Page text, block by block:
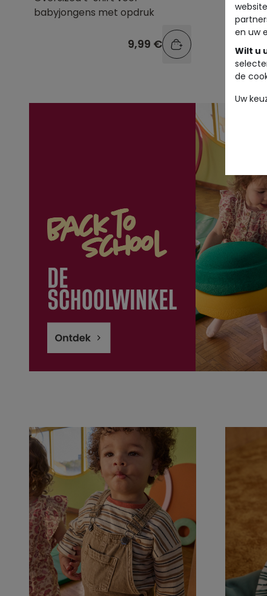
babyjongens met opdruk
9,99 €
voor
en uw
Wilt u
de
Uw